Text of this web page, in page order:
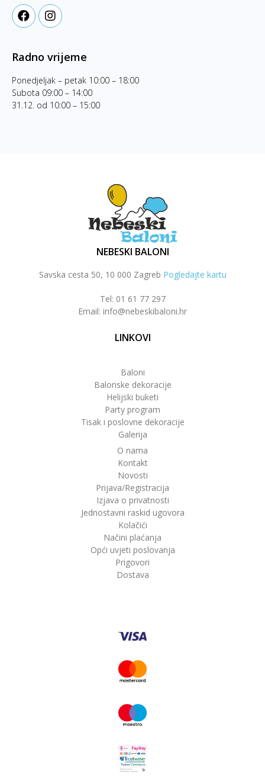
Radno vrijeme
Ponedjeljak – petak 10:00 – 18:00
Subota 09:00 – 14:00
31.12. od 10:00 – 15:00
NEBESKI BALONI
Savska cesta 50, 10 000 Zagreb Pogledajte kartu
Tel: 01 61 77 297
Email: info@nebeskibaloni.hr
LINKOVI
Baloni
Balonske dekoracije
Helijski buketi
Party program
Tisak i poslovne dekoracije
Galerija
O nama
Kontakt
Novosti
Prijava/Registracija
Izjava o privatnosti
Jednostavni raskid ugovora
Kolačići
Načini plaćanja
Opći uvjeti poslovanja
Prigovori
Dostava